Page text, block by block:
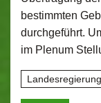
bestimmten
durchgeführt.
im Plenum
Landesregierung